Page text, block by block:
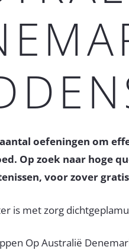
oefeningen om
Op zoek naar hoge
voor zover
is met zorg
Op Australië